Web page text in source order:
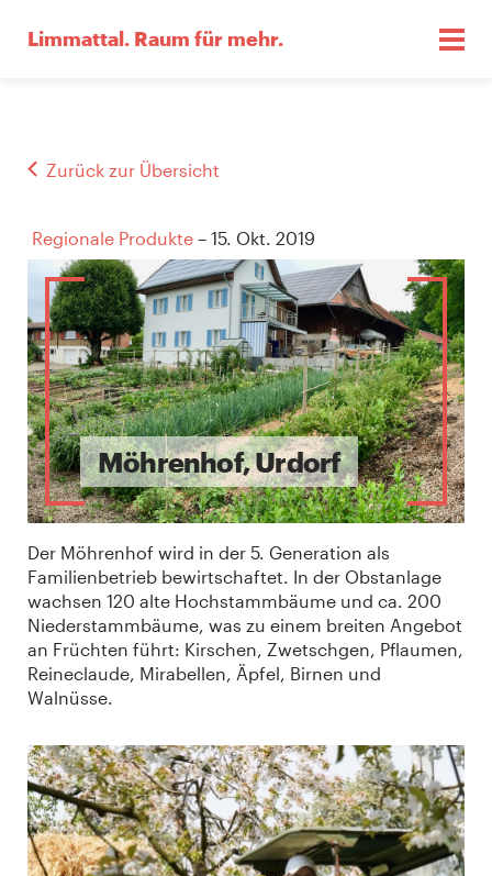
Limmattal. Raum für mehr.
Zurück zur Übersicht
Regionale Produkte – 15. Okt. 2019
Möhrenhof, Urdorf
Der Möhrenhof wird in der 5. Generation als
Familienbetrieb bewirtschaftet. In der Obstanlage
wachsen 120 alte Hochstammbäume und ca. 200
Niederstammbäume, was zu einem breiten Angebot
an Früchten führt: Kirschen, Zwetschgen, Pflaumen,
Reineclaude, Mirabellen, Äpfel, Birnen und
Walnüsse.